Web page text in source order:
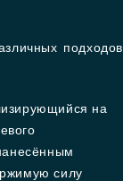
подходов
на
силу